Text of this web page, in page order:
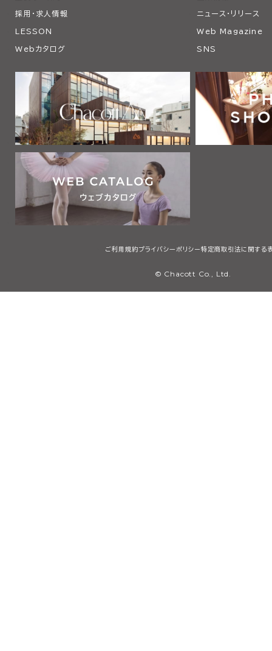
採用・求人情報 ニュース・リリース
LESSON Web Magazine
Webカタログ SNS
ご利用規約プライバシーポリシー 特定商取引法に関する
© Chacott Co., Ltd.